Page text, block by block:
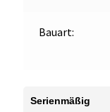
Bauart:
Serienmäßig